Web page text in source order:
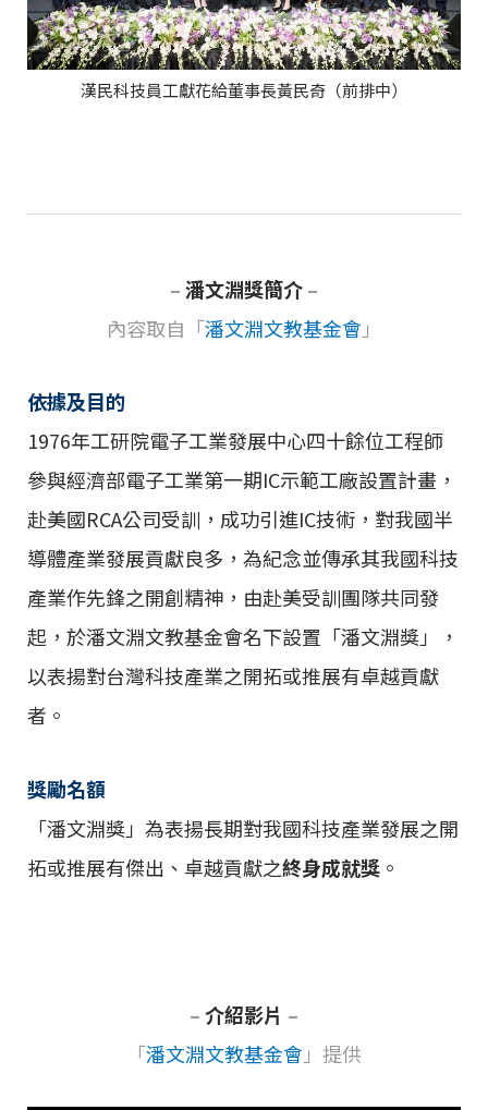
漢民科技員工獻花給董事長黃民奇（前排中）
–潘文淵獎簡介–
內容取自「潘文淵文教基金會」
依據及目的
1976年工研院電子工業發展中心四十餘位工程師
參與經濟部電子工業第一期IC示範工廠設置計畫，
赴美國RCA公司受訓，成功引進IC技術，對我國半
導體產業發展貢獻良多，為紀念並傳承其我國科技
產業作先鋒之開創精神，由赴美受訓團隊共同發
起，於潘文淵文教基金會名下設置「潘文淵獎」，
以表揚對台灣科技產業之開拓或推展有卓越貢獻
者。
獎勵名額
「潘文淵獎」為表揚長期對我國科技產業發展之開
拓或推展有傑出、卓越貢獻之終身成就獎 。
–介紹影片 –
「潘文淵文教基金會」提供